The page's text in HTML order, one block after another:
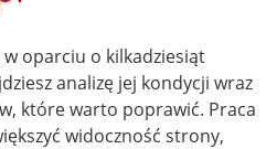
oparciu o kilkadziesiąt
analizę jej kondycji wraz
które warto poprawić. Praca
widoczność strony,